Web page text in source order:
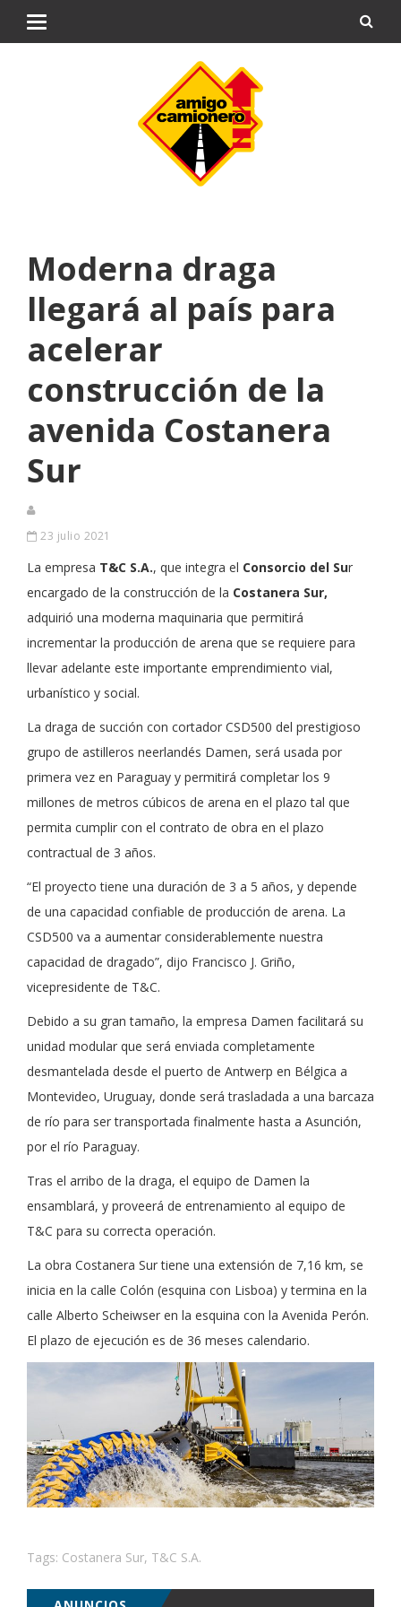
Moderna draga
llegará al país para
acelerar
construcción de la
avenida Costanera
Sur
23 julio 2021
La empresa T&C S.A., que integra el Consorcio del Sur
encargado de la construcción de la Costanera Sur,
adquirió una moderna maquinaria que permitirá
incrementar la producción de arena que se requiere para
llevar adelante este importante emprendimiento vial,
urbanístico y social.
La draga de succión con cortador CSD500 del prestigioso
grupo de astilleros neerlandés Damen, será usada por
primera vez en Paraguay y permitirá completar los 9
millones de metros cúbicos de arena en el plazo tal que
permita cumplir con el contrato de obra en el plazo
contractual de 3 años.
“El proyecto tiene una duración de 3 a 5 años, y depende
de una capacidad confiable de producción de arena. La
CSD500 va a aumentar considerablemente nuestra
capacidad de dragado”, dijo Francisco J. Griño,
vicepresidente de T&C.
Debido a su gran tamaño, la empresa Damen facilitará su
unidad modular que será enviada completamente
desmantelada desde el puerto de Antwerp en Bélgica a
Montevideo, Uruguay, donde será trasladada a una barcaza
de río para ser transportada finalmente hasta a Asunción,
por el río Paraguay.
Tras el arribo de la draga, el equipo de Damen la
ensamblará, y proveerá de entrenamiento al equipo de
T&C para su correcta operación.
La obra Costanera Sur tiene una extensión de 7,16 km, se
inicia en la calle Colón (esquina con Lisboa) y termina en la
calle Alberto Scheiwser en la esquina con la Avenida Perón.
El plazo de ejecución es de 36 meses calendario.
Tags: Costanera Sur, T&C S.A.